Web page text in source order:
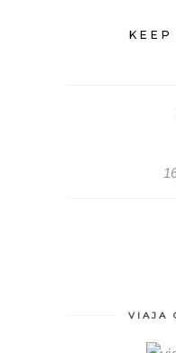
VIAJA